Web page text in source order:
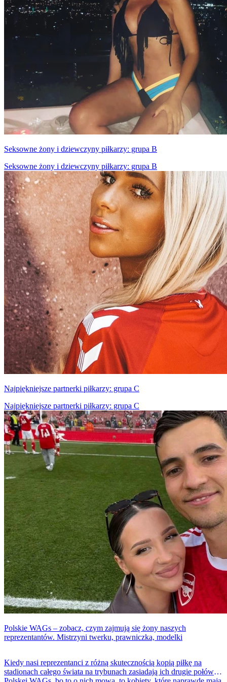
Seksowne żony i dziewczyny piłkarzy: grupa B
Seksowne żony i dziewczyny piłkarzy: grupa B
Najpiękniejsze partnerki piłkarzy: grupa C
Najpiękniejsze partnerki piłkarzy: grupa C
Polskie WAGs – zobacz, czym zajmują się żony naszych
reprezentantów. Mistrzyni twerku, prawniczka, modelki
Kiedy nasi reprezentanci z różną skutecznością kopią piłkę na
stadionach całego świata na trybunach zasiadają ich drugie połówki.